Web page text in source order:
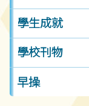
學生成就
學校刊物
早操